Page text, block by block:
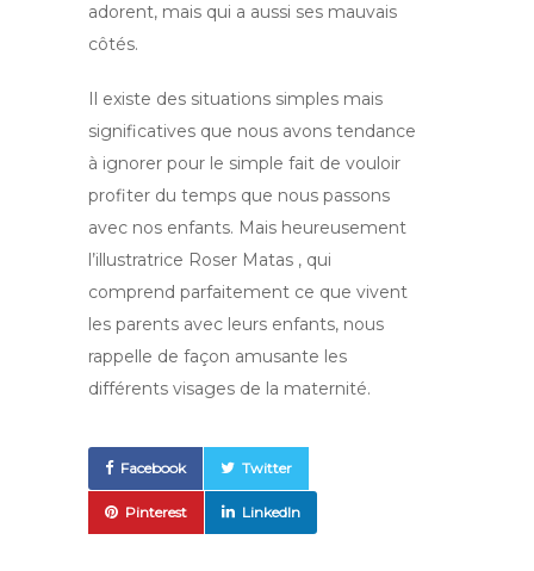
adorent, mais qui a aussi ses mauvais
côtés.
Il existe des situations simples mais
significatives que nous avons tendance
à ignorer pour le simple fait de vouloir
profiter du temps que nous passons
avec nos enfants. Mais heureusement
l’illustratrice Roser Matas , qui
comprend parfaitement ce que vivent
les parents avec leurs enfants, nous
rappelle de façon amusante les
différents visages de la maternité.
Facebook Twitter
Pinterest LinkedIn